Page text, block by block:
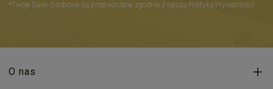
*Twoje Dane Osobowe są przetwarzane zgodnie z naszą Polityką Prywatności.
O nas